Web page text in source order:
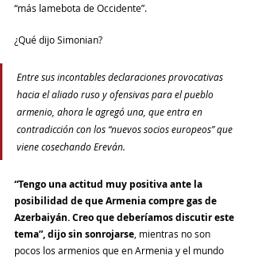
“más lamebota de Occidente”.
¿Qué dijo Simonian?
Entre sus incontables declaraciones provocativas
hacia el aliado ruso y ofensivas para el pueblo
armenio, ahora le agregó una, que entra en
contradicción con los “nuevos socios europeos” que
viene cosechando Ereván.
“Tengo una actitud muy positiva ante la
posibilidad de que Armenia compre gas de
Azerbaiyán. Creo que deberíamos discutir este
tema”, dijo sin sonrojarse , mientras no son
pocos los armenios que en Armenia y el mundo